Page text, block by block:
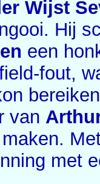
Wijst
Hij
een
fout,
van
met